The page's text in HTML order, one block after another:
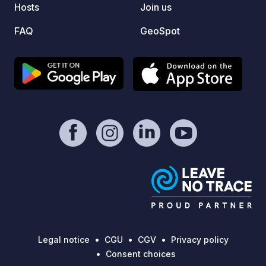
Hosts
FAQ
Join us
GeoSpot
Legal notice CGU CGV
Privacy policy
Consent choices